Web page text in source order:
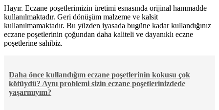
Hayır. Eczane poşetlerimizin üretimi esnasında orijinal hammadde
kullanılmaktadır. Geri dönüşüm malzeme ve kalsit
kullanılmamaktadır. Bu yüzden iyasada bugüne kadar kullandığınız
eczane poşetlerinin çoğundan daha kaliteli ve dayanıklı eczne
poşetlerine sahibiz.
Daha önce kullandığım eczane poşetlerinin kokusu çok
kötüydü? Aynı problemi sizin eczane poşetlerinizdede
yaşarmıyım?